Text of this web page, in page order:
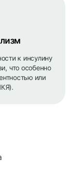
к инсулину
что особенно
или